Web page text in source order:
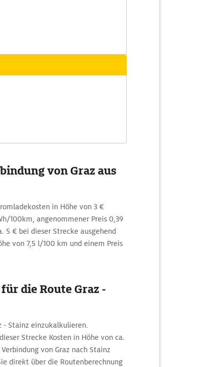
von Graz aus
in Höhe von 3 €
100km, angenommener Preis 0,39
€ bei dieser Strecke ausgehend
von 7,5 l/100 km und einem Preis
die Route Graz -
- Stainz einzukalkulieren.
Strecke Kosten in Höhe von ca.
von Graz nach Stainz
direkt über die Routenberechnung